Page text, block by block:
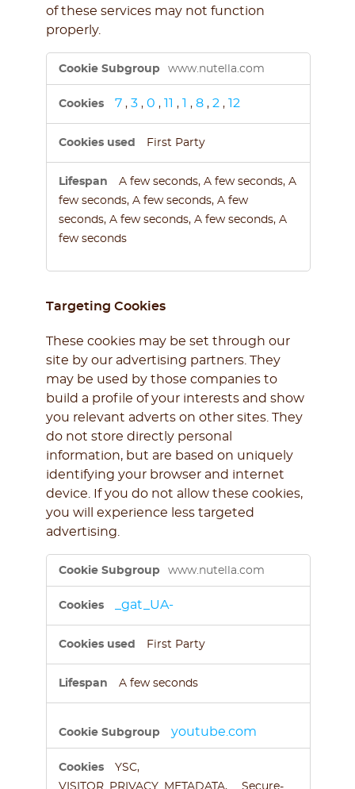
of these services may not function
properly.
Functional
Cookies
www.nutella.com
7,3,0, 11, 1,8,2, 12
First Party
A few seconds, A few seconds, A
few seconds, A few seconds, A few
seconds, A few seconds, A few seconds, A
few seconds
Targeting Cookies
These cookies may be set through our
site by our advertising partners. They
may be used by those companies to
build a profile of your interests and show
you relevant adverts on other sites. They
do not store directly personal
information, but are based on uniquely
identifying your browser and internet
device. If you do not allow these cookies,
you will experience less targeted
advertising.
Targeting
Cookies
www.nutella.com
_gat_UA-
First Party
A few seconds
youtube.com
YSC,
VISITOR_PRIVACY_METADATA, __Secure-